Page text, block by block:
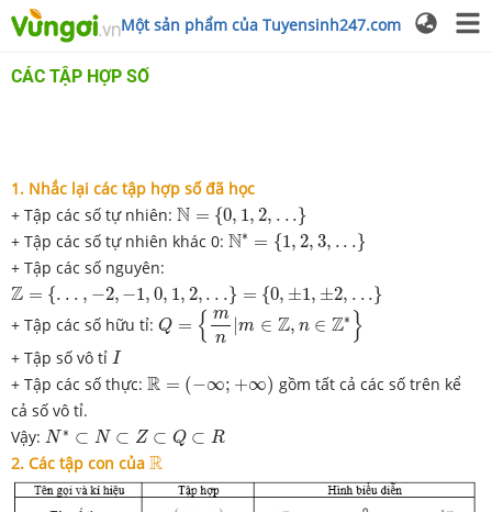
Một sản phẩm của Tuyensinh247.com
CÁC TẬP HỢP SỐ
1. Nhắc lại các tập hợp số đã học
+ Tập các số tự nhiên: N = {0, 1, 2, . . .}
N 0,1 2 ...
+ Tập các số tự nhiên khác 0: N∗ = {1, 2, 3, . . .}
N∗ ={ 1, 2,3 ,.
+ Tập các số nguyên:
Z = {. . . , −2, −1, 0, 1, 2, . . .} = {0, ±1, ±2, . . .}
Z {. . 1,0 1, 2,. .} ={ 1 ,..
+ Tập các số hữu tỉ: Q = { m
n
|m ∈ Z, n ∈ Z∗ }
Q ={mn|m Z,n ∈Z ∗}
+ Tập số vô tỉ I
I
+ Tập các số thực: R = (−∞; +∞)
R ∞ +∞
gồm tất cả các số trên kể
cả số vô tỉ.
Vậy: N ∗ ⊂ N ⊂ Z ⊂ Q ⊂ R
N∗ ⊂ N⊂Z ⊂Q⊂R
2. Các tập con của R
R